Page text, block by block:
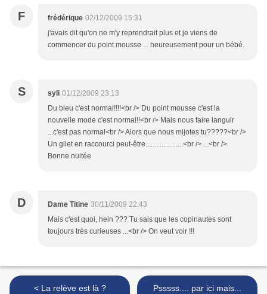
F frédérique 02/12/2009 15:31
j'avais dit qu'on ne m'y reprendrait plus et je viens de
commencer du point mousse ... heureusement pour un bébé.
S syli 01/12/2009 23:13
Du bleu c'est normal!!!!<br /> Du point mousse c'est la
nouvelle mode c'est normal!!<br /> Mais nous faire languir
...c'est pas normal<br /> Alors que nous mijotes tu?????<br />
Un gilet en raccourci peut-être.....................<br /> ...<br />
Bonne nuitée
D Dame Titine 30/11/2009 22:43
Mais c'est quoi, hein ??? Tu sais que les copinautes sont
toujours très curieuses ...<br /> On veut voir !!!
< La relève est là ?
Psssss.... par ici mais...